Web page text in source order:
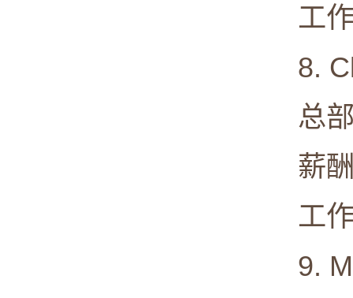
工作
8.
总部:
薪酬
工作
9.